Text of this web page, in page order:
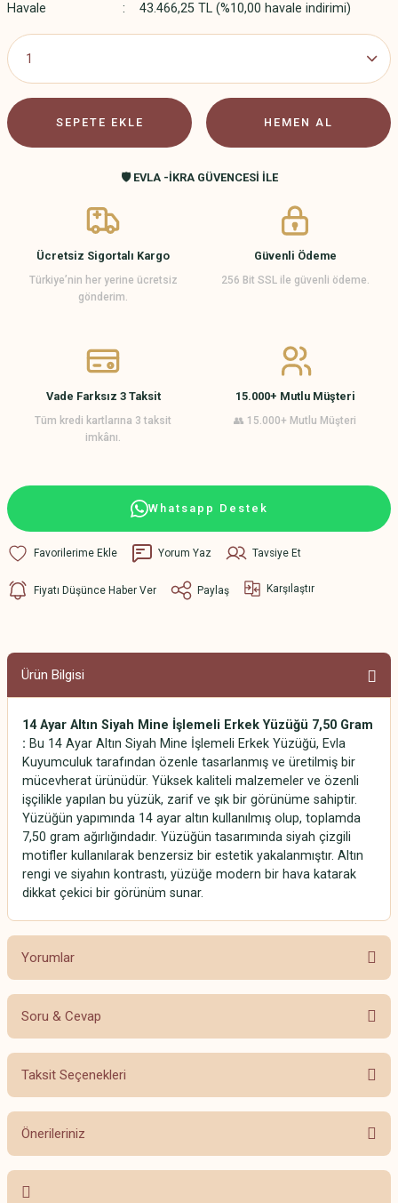
Havale
43.466,25 TL (%10,00 havale indirimi)
SEPETE EKLE HEMEN AL
🛡️ EVLA -İKRA GÜVENCESİ İLE
Ücretsiz Sigortalı Kargo
Türkiye’nin her yerine ücretsiz
gönderim.
Güvenli Ödeme
256 Bit SSL ile güvenli ödeme.
Vade Farksız 3 Taksit
Tüm kredi kartlarına 3 taksit
imkânı.
15.000+ Mutlu Müşteri
👥 15.000+ Mutlu Müşteri
Whatsapp Destek
Yorum Yaz Tavsiye Et
Fiyatı Düşünce Haber Ver Paylaş Karşılaştır
Ürün Bilgisi
14 Ayar Altın Siyah Mine İşlemeli Erkek Yüzüğü 7,50 Gram
: Bu 14 Ayar Altın Siyah Mine İşlemeli Erkek Yüzüğü, Evla
Kuyumculuk tarafından özenle tasarlanmış ve üretilmiş bir
mücevherat ürünüdür. Yüksek kaliteli malzemeler ve özenli
işçilikle yapılan bu yüzük, zarif ve şık bir görünüme sahiptir.
Yüzüğün yapımında 14 ayar altın kullanılmış olup, toplamda
7,50 gram ağırlığındadır. Yüzüğün tasarımında siyah çizgili
motifler kullanılarak benzersiz bir estetik yakalanmıştır. Altın
rengi ve siyahın kontrastı, yüzüğe modern bir hava katarak
dikkat çekici bir görünüm sunar.
Yorumlar
Bu ürüne ilk yorumu siz yapın!
Soru & Cevap
Ürün hakkında henüz soru sorulmamış.
Taksit Seçenekleri
Önerileriniz
Bu ürünün fiyat bilgisi, resim, ürün açıklamalarında ve diğer konularda
yetersiz gördüğünüz noktaları öneri formunu kullanarak tarafımıza